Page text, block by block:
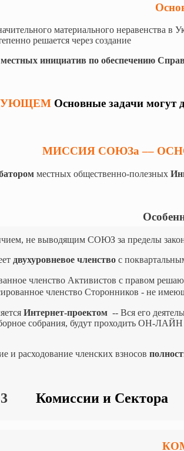
материального неравенства
решается через создание
инициатив по обеспечению
Основные задачи могут
МИССИЯ СОЮЗа ––
местных общественно-полезных
не выводящим СОЮЗ за пределы
двухуровневое членство с
членство Активистов с правом
членство Сторонников - не
Интернет-проектом -- Вся его
собрания, будут проходить ОН-
и расходование членских взносов
Комиссии и Сектора